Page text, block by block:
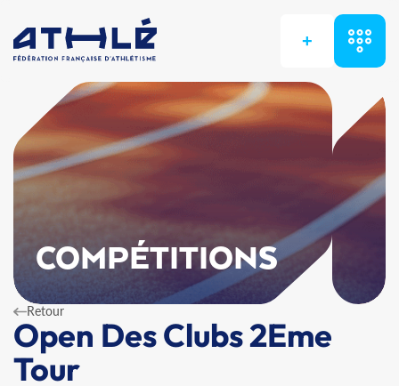
+
COMPÉTITIONS
Retour
Open Des Clubs 2Eme
Tour